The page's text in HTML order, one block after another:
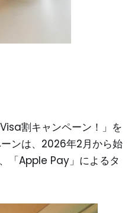
割キャンペーン！」を
ンは、2026年2月から始
「Apple Pay」によるタ